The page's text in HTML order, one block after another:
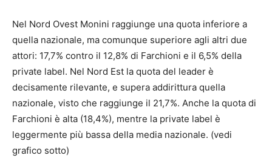
Nel Nord Ovest Monini raggiunge una quota inferiore a
quella nazionale, ma comunque superiore agli altri due
attori: 17,7% contro il 12,8% di Farchioni e il 6,5% della
private label. Nel Nord Est la quota del leader è
decisamente rilevante, e supera addirittura quella
nazionale, visto che raggiunge il 21,7%. Anche la quota di
Farchioni è alta (18,4%), mentre la private label è
leggermente più bassa della media nazionale. (vedi
grafico sotto)